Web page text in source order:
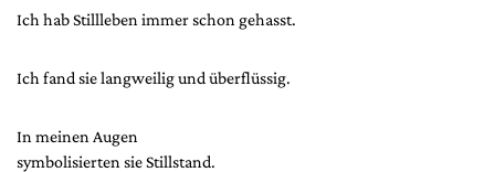
Ich hab Stillleben immer schon gehasst.
Ich fand sie langweilig und überflüssig.
In meinen Augen
symbolisierten sie Stillstand.